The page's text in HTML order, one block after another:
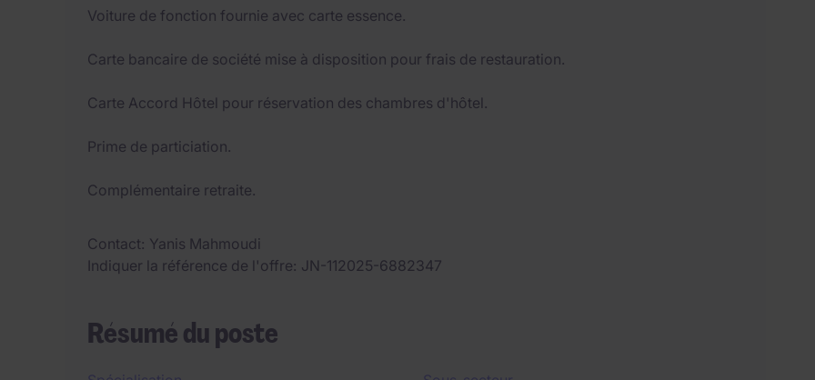
Voiture de fonction fournie avec carte essence.
Carte bancaire de société mise à disposition pour frais de restauration.
Carte Accord Hôtel pour réservation des chambres d'hôtel.
Prime de particiation.
Complémentaire retraite.
Contact Yanis Mahmoudi
Indiquer la référence de l'offre JN-112025-6882347
Résumé du poste